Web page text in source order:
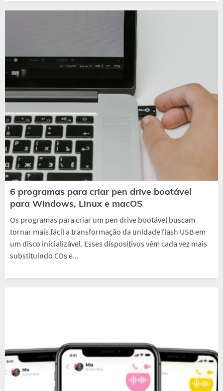
6 programas para criar pen drive bootável
para Windows, Linux e macOS
Os programas para criar um pen drive bootável buscam
tornar mais fácil a transformação da unidade flash USB em
um disco inicializável. Esses dispositivos vêm cada vez mais
substituindo CDs e...